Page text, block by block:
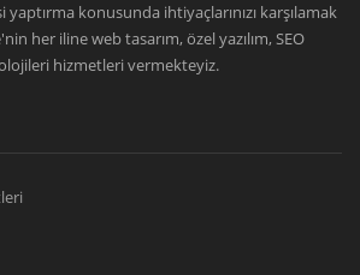
konusunda ihtiyaçlarınızı karşılamak
her iline web tasarım, özel yazılım, SEO
hizmetleri vermekteyiz.